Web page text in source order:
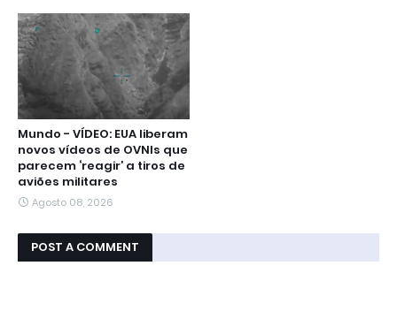
Mundo - VÍDEO: EUA liberam
novos vídeos de OVNIs que
parecem ‘reagir’ a tiros de
aviões militares
Agosto 08, 2026
POST A COMMENT